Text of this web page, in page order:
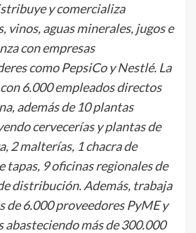
y comercializa
vinos, aguas minerales, jugos e
con empresas
como PepsiCo y Nestlé. La
6.000 empleados directos
además de 10 plantas
cervecerías y plantas de
2 malterías, 1 chacra de
tapas, 9 oficinas regionales de
distribución. Además, trabaja
de 6.000 proveedores PyME y
más de 300.000